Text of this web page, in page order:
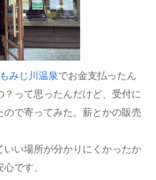
もみじ川温泉でお金支払ったん
って思ったんだけど、受付に
ので寄ってみた。薪とかの販売
いい場所が分かりにくかったか
です。